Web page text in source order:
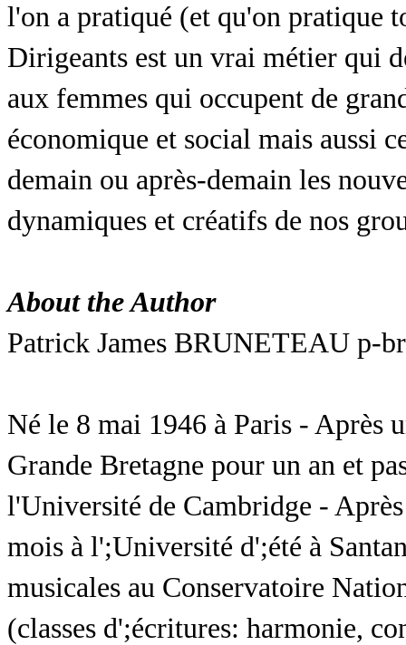
l'on a pratiqué (et qu'on pratique
Dirigeants est un vrai métier qui
aux femmes qui occupent de
économique et social mais aussi
demain ou après-demain les
dynamiques et créatifs de nos
About the Author
Patrick James BRUNETEAU p-
Né le 8 mai 1946 à Paris - Après
Grande Bretagne pour un an et
l'Université de Cambridge -
mois à l';Université d';été à
musicales au Conservatoire
(classes d';écritures: harmonie,